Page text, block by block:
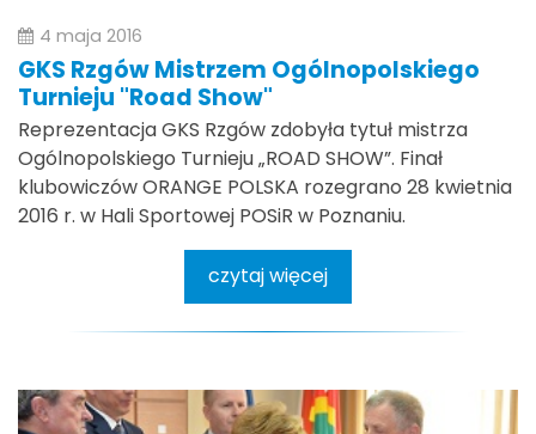
4 maja 2016
GKS Rzgów Mistrzem Ogólnopolskiego
Turnieju "Road Show"
Reprezentacja GKS Rzgów zdobyła tytuł mistrza
Ogólnopolskiego Turnieju „ROAD SHOW”. Finał
klubowiczów ORANGE POLSKA rozegrano 28 kwietnia
2016 r. w Hali Sportowej POSiR w Poznaniu.
czytaj więcej